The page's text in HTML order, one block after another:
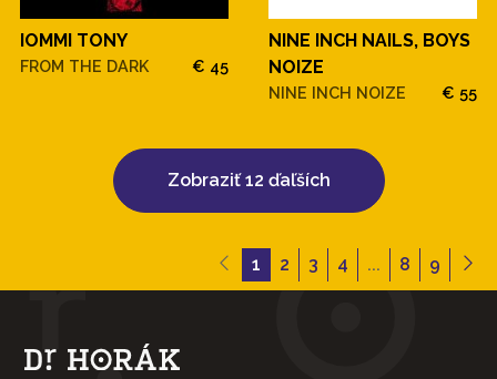
IOMMI TONY
FROM THE DARK € 45
NINE INCH NAILS, BOYS
NOIZE
NINE INCH NOIZE € 55
Zobraziť 12 ďaľších
1 2 3 4 ... 8 9